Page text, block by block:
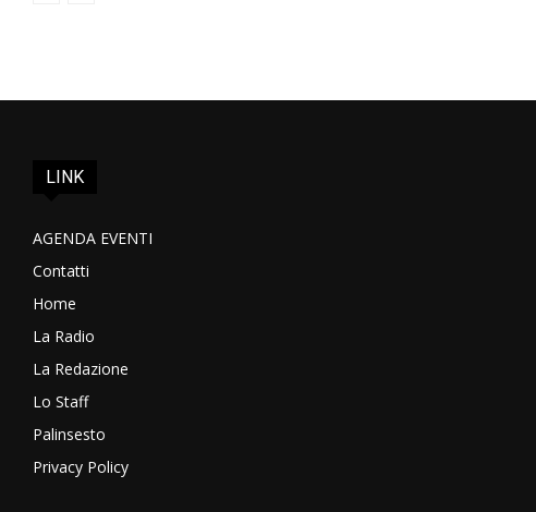
LINK
AGENDA EVENTI
Contatti
Home
La Radio
La Redazione
Lo Staff
Palinsesto
Privacy Policy